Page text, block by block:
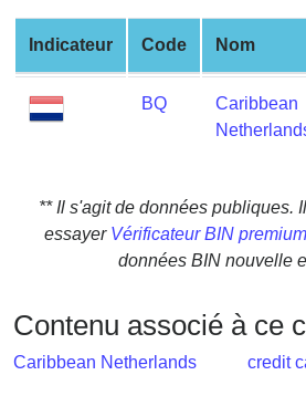
Credit
Card
Checker
Service
My
IP
Lookup
Indicateur Code Nom
BQ
Caribbean
** Il s'agit de données publiques.
essayer Vérificateur BIN premium
données BIN nouvelle
Contenu associé à ce
Caribbean Netherlands credit